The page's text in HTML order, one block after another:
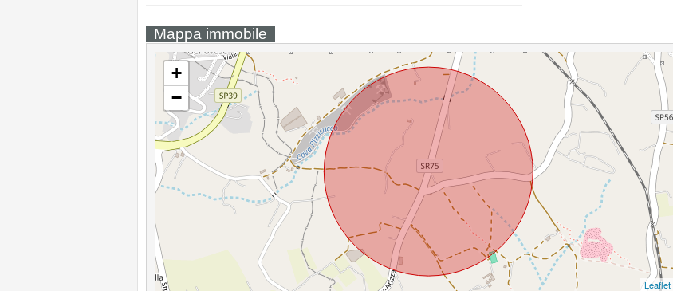
Mappa immobile
+
−
Leaflet